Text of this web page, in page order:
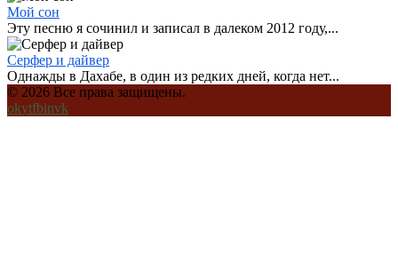
Мой сон
Эту песню я сочинил и записал в далеком 2012 году,...
Серфер и дайвер
Однажды в Дахабе, в один из редких дней, когда нет...
© 2026 Все права защищены.
okytfbinvk